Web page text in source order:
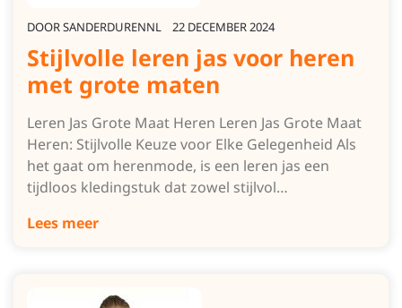
DOORSANDERDURENNL 22 DECEMBER 2024
Stijlvolle leren jas voor heren
met grote maten
Leren Jas Grote Maat Heren Leren Jas Grote Maat
Heren: Stijlvolle Keuze voor Elke Gelegenheid Als
het gaat om herenmode, is een leren jas een
tijdloos kledingstuk dat zowel stijlvol…
Lees meer